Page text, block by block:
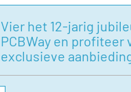
Vier het 12-jarig
PCBWay en profiteer
exclusieve